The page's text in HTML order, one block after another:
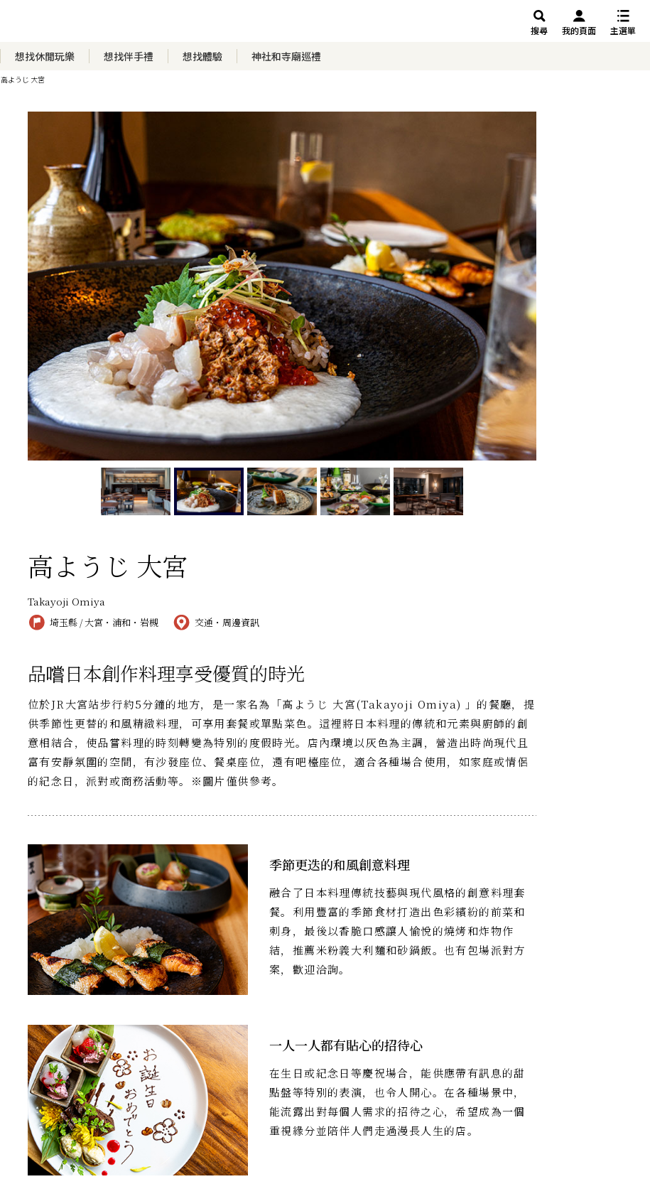
搜尋 我的頁面 主選單
想找休閒玩樂 想找伴手禮 想找體驗 神社和寺廟巡禮
高ようじ 大宮
高ようじ 大宮
Takayoji Omiya
埼玉縣 / 大宮・浦和・岩槻 交通・周邊資訊
品嚐日本創作料理享受優質的時光
位於JR大宮站步行約5分鐘的地方，是一家名為「高ようじ 大宮(Takayoji Omiya) 」的餐廳，提
供季節性更替的和風精緻料理，可享用套餐或單點菜色。這裡將日本料理的傳統和元素與廚師的創
意相結合，使品嘗料理的時刻轉變為特別的度假時光。店內環境以灰色為主調，營造出時尚現代且
富有安靜氛圍的空間，有沙發座位、餐桌座位，還有吧檯座位，適合各種場合使用，如家庭或情侶
的紀念日，派對或商務活動等。※圖片僅供參考。
季節更迭的和風創意料理
融合了日本料理傳統技藝與現代風格的創意料理套
餐。利用豐富的季節食材打造出色彩繽紛的前菜和
刺身，最後以香脆口感讓人愉悅的燒烤和炸物作
結，推薦米粉義大利麵和砂鍋飯。也有包場派對方
案，歡迎洽詢。
一人一人都有貼心的招待心
在生日或紀念日等慶祝場合，能供應帶有訊息的甜
點盤等特別的表演，也令人開心。在各種場景中，
能流露出對每個人需求的招待之心，希望成為一個
重視緣分並陪伴人們走過漫長人生的店。